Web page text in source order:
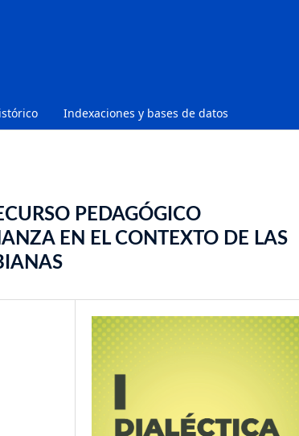
Indexaciones y bases de datos
PEDAGÓGICO
EN EL CONTEXTO DE LAS